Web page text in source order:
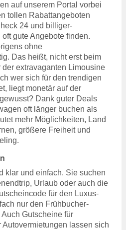
auf unserem Portal vorbei
tollen Rabattangeboten
24 und billiger-
gute Angebote finden.
ohne
Das heißt, nicht erst beim
extravaganten Limousine
wer sich für den trendigen
liegt monetär auf der
Dank guter Deals
oft länger buchen als
mehr Möglichkeiten, Land
größere Freiheit und
klar und einfach. Sie suchen
Urlaub oder auch die
für den Luxus-
nur den Frühbucher-
Gutscheine für
Autovermietungen lassen sich